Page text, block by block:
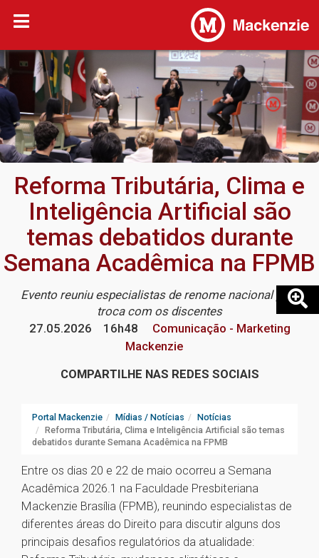
Reforma Tributária, Clima e
Inteligência Artificial são
temas debatidos durante
Semana Acadêmica na FPMB
Evento reuniu especialistas de renome nacional para
troca com os discentes
27.05.2026
16h48
Comunicação - Marketing
Mackenzie
COMPARTILHE NAS REDES SOCIAIS
Portal Mackenzie Mídias / Notícias
Notícias
Reforma Tributária, Clima e Inteligência Artificial são temas
debatidos durante Semana Acadêmica na FPMB
Entre os dias 20 e 22 de maio ocorreu a Semana
Acadêmica 2026.1 na Faculdade Presbiteriana
Mackenzie Brasília (FPMB), reunindo especialistas de
diferentes áreas do Direito para discutir alguns dos
principais desafios regulatórios da atualidade: